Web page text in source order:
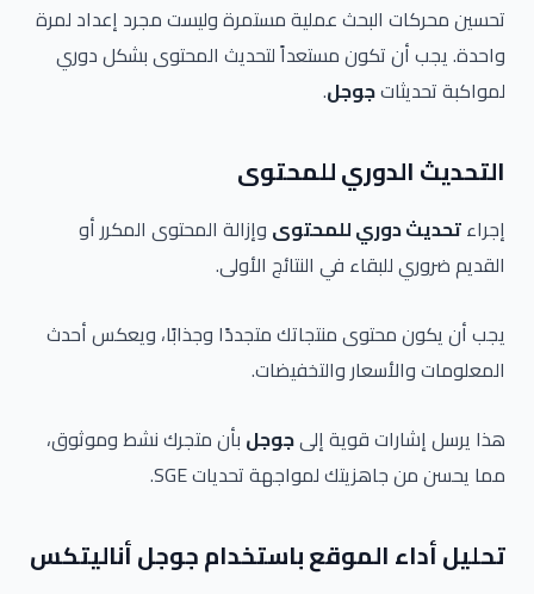
تحسين محركات البحث عملية مستمرة وليست مجرد إعداد لمرة
واحدة. يجب أن تكون مستعداً لتحديث المحتوى بشكل دوري
لمواكبة تحديثاتجوجل.
التحديث الدوري للمحتوى
إجراءتحديث دوري للمحتوى وإزالة المحتوى المكرر أو
القديم ضروري للبقاء في النتائج الأولى.
يجب أن يكون محتوى منتجاتك متجددًا وجذابًا، ويعكس أحدث
المعلومات والأسعار والتخفيضات.
هذا يرسل إشارات قوية إلىجوجل بأن متجرك نشط وموثوق،
مما يحسن من جاهزيتك لمواجهة تحديات SGE.
تحليل أداء الموقع باستخدام جوجل أناليتكس